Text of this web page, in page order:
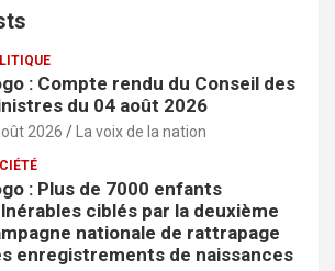
: Compte rendu du Conseil des
du 04 août 2026
2026 La voix de la nation
: Plus de 7000 enfants
ciblés par la deuxième
nationale de rattrapage
enregistrements de naissances